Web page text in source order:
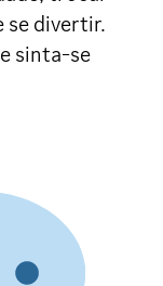
se divertir.
sinta-se